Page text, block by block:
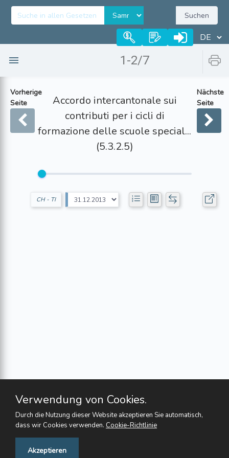
Suchen
1-2/7
Vorherige
Seite
Accordo intercantonale sui
contributi per i cicli di
formazione delle scuole special...
(5.3.2.5)
Nächste
Seite
CH - TI
Verwendung von Cookies.
Durch die Nutzung dieser Website akzeptieren Sie automatisch,
dass wir Cookies verwenden. Cookie-Richtlinie
Akzeptieren